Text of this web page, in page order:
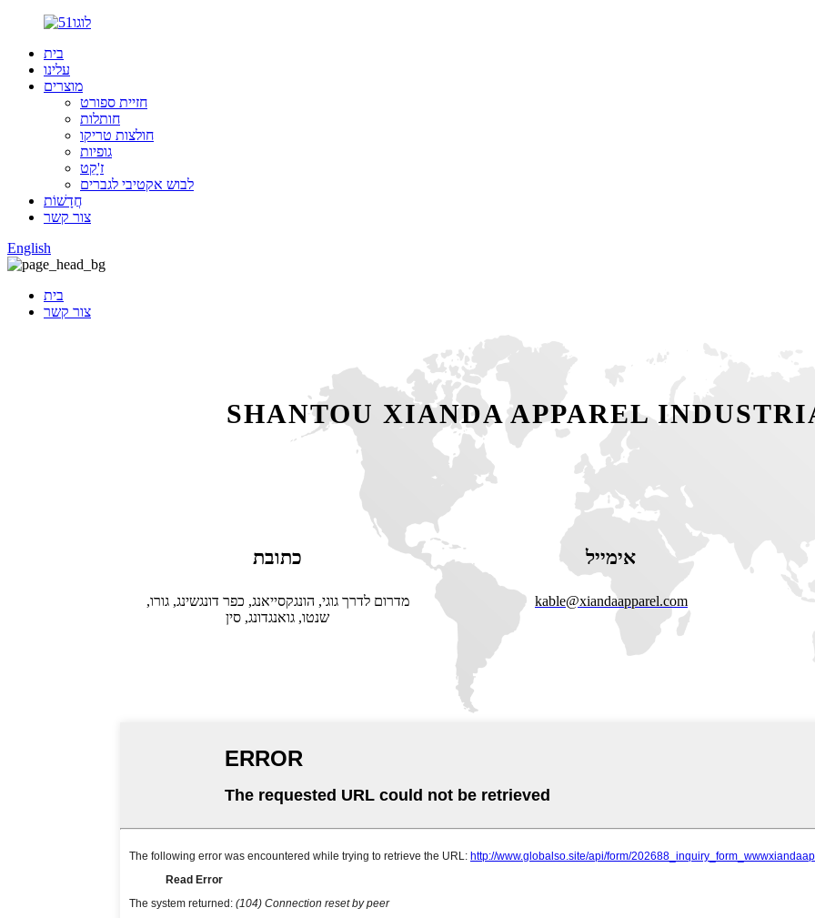
בית
עלינו
מוצרים
חזיית ספורט
חותלות
חולצות טריקו
גופיות
ז'ָקֵט
לבוש אקטיבי לגברים
חֲדָשׁוֹת
צור קשר
English
בית
צור קשר
SHANTOU XIANDA APPAREL
כתובת
מדרום לדרך גוגי, הונגקסייאנג, כפר דונגשינג, גורו,
שנטו, גואנגדונג, סין
אימייל
kable@xiandaapparel.com